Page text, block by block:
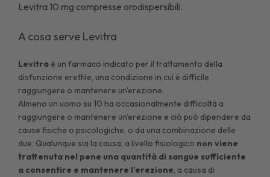
Levitra 10 mg compresse orodispersibili.
A cosa serve Levitra
Levitra è un farmaco indicato per il trattamento della
disfunzione erettile, una condizione in cui è difficile
raggiungere o mantenere un'erezione.
Almeno un uomo su 10 ha occasionalmente difficoltà a
raggiungere o mantenere un'erezione e ciò può dipendere da
cause fisiche o psicologiche, o da una combinazione delle
due. Qualunque sia la causa, a livello fisiologico non viene
trattenuta nel pene una quantità di sangue sufficiente
a consentire e mantenere l’erezione, a causa di